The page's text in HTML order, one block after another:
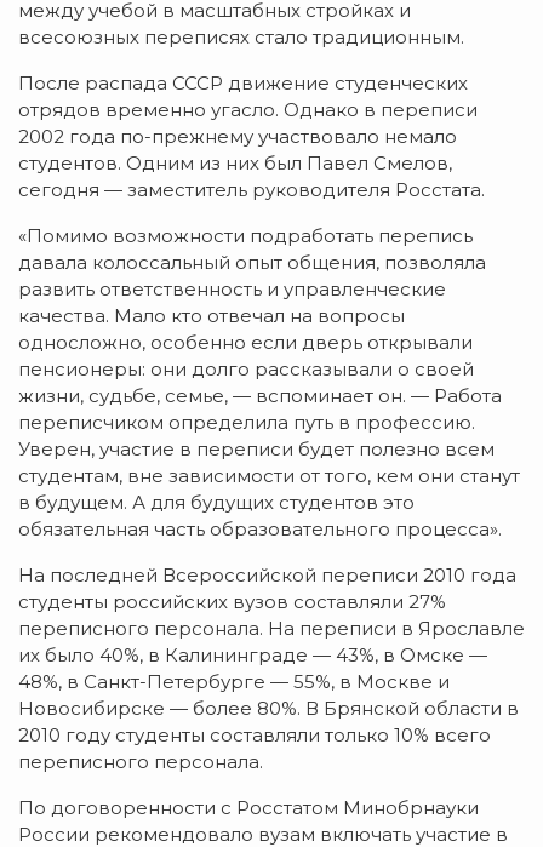
между учебой в масштабных стройках и
всесоюзных переписях стало традиционным.
После распада СССР движение студенческих
отрядов временно угасло. Однако в переписи
2002 года по-прежнему участвовало немало
студентов. Одним из них был Павел Смелов,
сегодня — заместитель руководителя Росстата.
«Помимо возможности подработать перепись
давала колоссальный опыт общения, позволяла
развить ответственность и управленческие
качества. Мало кто отвечал на вопросы
односложно, особенно если дверь открывали
пенсионеры: они долго рассказывали о своей
жизни, судьбе, семье, — вспоминает он. — Работа
переписчиком определила путь в профессию.
Уверен, участие в переписи будет полезно всем
студентам, вне зависимости от того, кем они станут
в будущем. А для будущих студентов это
обязательная часть образовательного процесса».
На последней Всероссийской переписи 2010 года
студенты российских вузов составляли 27%
переписного персонала. На переписи в Ярославле
их было 40%, в Калининграде — 43%, в Омске —
48%, в Санкт-Петербурге — 55%, в Москве и
Новосибирске — более 80%. В Брянской области в
2010 году студенты составляли только 10% всего
переписного персонала.
По договоренности с Росстатом Минобрнауки
России рекомендовало вузам включать участие в